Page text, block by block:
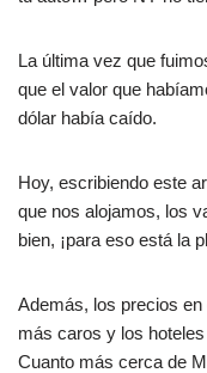
La última vez que
que el valor que
dólar había caído.
Hoy, escribiendo este
que nos alojamos, los
bien, ¡para eso está la
Además, los precios
más caros y los
Cuanto más cerca de